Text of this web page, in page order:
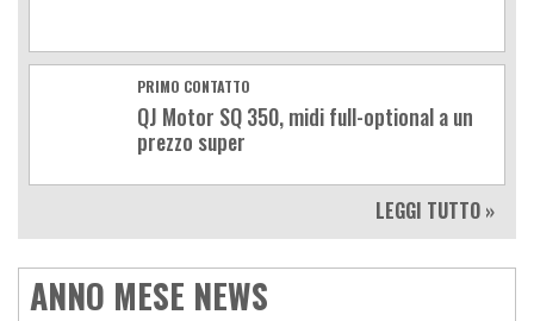
PRIMO CONTATTO
QJ Motor SQ 350, midi full-optional a un
prezzo super
LEGGI TUTTO »
ANNO MESE NEWS